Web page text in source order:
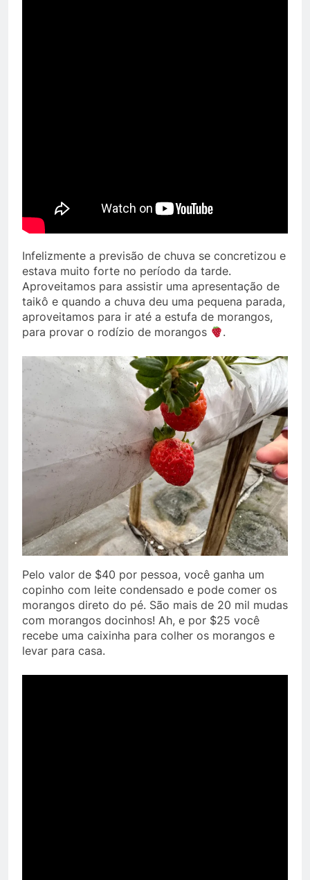
Infelizmente a previsão de chuva se concretizou e
estava muito forte no período da tarde.
Aproveitamos para assistir uma apresentação de
taikô e quando a chuva deu uma pequena parada,
aproveitamos para ir até a estufa de morangos,
para provar o rodízio de morangos
.
Pelo valor de $40 por pessoa, você ganha um
copinho com leite condensado e pode comer os
morangos direto do pé. São mais de 20 mil mudas
com morangos docinhos! Ah, e por $25 você
recebe uma caixinha para colher os morangos e
levar para casa.